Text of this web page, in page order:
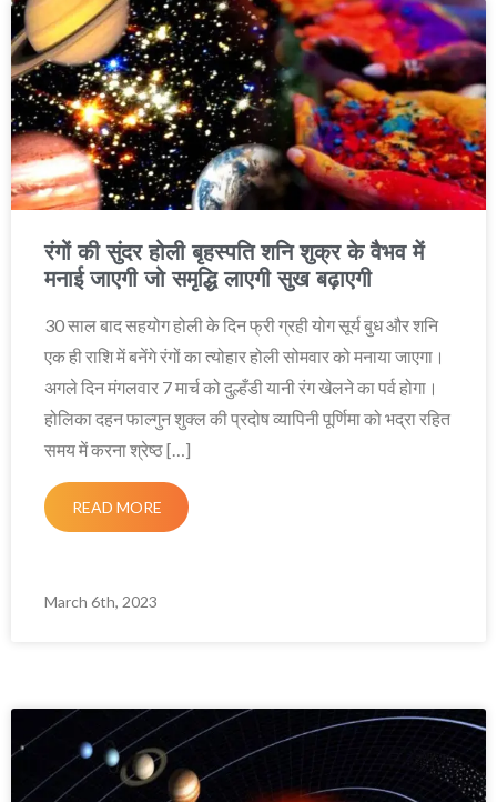
रंगों की सुंदर होली बृहस्पति शनि शुक्र के वैभव में
मनाई जाएगी जो समृद्धि लाएगी सुख बढ़ाएगी
30 साल बाद सहयोग होली के दिन फ्री ग्रही योग सूर्य बुध और शनि
एक ही राशि में बनेंगे रंगों का त्योहार होली सोमवार को मनाया जाएगा।
अगले दिन मंगलवार 7 मार्च को दुल्हँडी यानी रंग खेलने का पर्व होगा।
होलिका दहन फाल्गुन शुक्ल की प्रदोष व्यापिनी पूर्णिमा को भद्रा रहित
समय में करना श्रेष्ठ […]
READ MORE
March 6th, 2023